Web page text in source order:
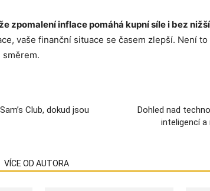
zpomalení inflace pomáhá kupní síle i bez
vaše finanční situace se časem zlepší. Není
směrem.
Club, dokud jsou
Dohled nad
inteligencí
VÍCE OD AUTORA